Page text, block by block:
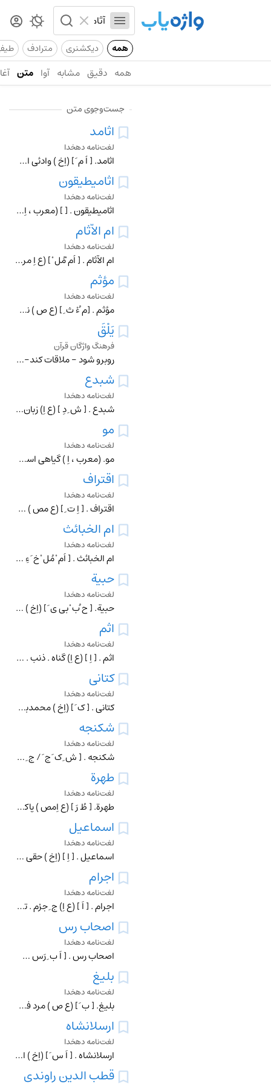
همه دیکشنری مترادف
همه دقیق مشابه آوا متن
جست‌وجوی متن
اثامد
لغت‌نامه دهخدا
اثامد. [ اُ م َ ] (اِخ ) وادئی است بین قدید و عُسفان . (مراصد) (معجم البلدان ).
اثامیطیقون
لغت‌نامه دهخدا
اثامیطیقون . [ ] (معرب ، اِ) بلغة رومی مو است (؟). (تحفه ٔ حکیم مؤمن ).
ام الاَّثام
لغت‌نامه دهخدا
ام الاَّثام . [ اُم ْمُل ْ ] (ع اِ مرکب ) باده . شراب . می . (از المرصع).
مؤثم
لغت‌نامه دهخدا
مؤثم . [م ُءْ ث ِ ] (ع ص ) نعت فاعلی از اثام . در گناه افکننده . (آنندراج ). آن که کسی را در گناه می افکند و ترغیب بر گناه می کند. (ناظم الاطباء). رجوع به اثام
يَلْقَ
فرهنگ واژگان قرآن
روبرو شود - ملاقات کند- برسد - پیش روی خود می بیند(عبارت "يَلْقَ أَثَاماً" یعنی : به كيفر سختى برسد. جزمش به دليل جواب واقع شدن براي جمله ي قبلي است)
شبدع
لغت‌نامه دهخدا
شبدع . [ ش ِ دِ ] (ع اِ) زبان . (منتهی الارب ) (از اقرب الموارد). و در حدیث آمده است : من عَض علی شبدعه سلم من الآثام ؛ آنکه دندان بر زبان گذارد از گناهان در ام
مو
لغت‌نامه دهخدا
مو. (معرب ، اِ ) گیاهی است از تیره ٔ چتریان که آن را شوید بری نیز گویند و دارای خواص زیادکننده شیر و قاعده آور است و مدر نیز می باشد. اثامیطیقون . رازیانه ٔ بیا
اقتراف
لغت‌نامه دهخدا
اقتراف . [ اِ ت ِ ] (ع مص ) ورزیدن . (ناظم الاطباء) (منتهی الارب ) (آنندراج ). کسب کردن . (تاج المصادر بیهقی ) (ترجمان القرآن ). || گناه آوردن . (منتهی الارب )
ام الخبائث
لغت‌نامه دهخدا
ام الخبائث . [ اُم ْ مُل ْ خ َ ءِ ] (ع اِ مرکب ) می . (منتهی الارب ) (از تاج العروس ). می وشراب . (ناظم الاطباء). شراب . (آنندراج ) : لیک با ام الخبائث چون طلاق
حبیة
لغت‌نامه دهخدا
حبیة. [ ح ُب ْ بی ی َ ] (اِخ ) صاحب کشاف اصطلاحات الفنون گوید: گروهی از متصوفه ٔ مبطله باشند. و قول و معتقد ایشان آن است که بنده چون به درجه ٔ محبت رسد تکلیفات
اثم
لغت‌نامه دهخدا
اثم . [ اِ ] (ع اِ) گناه . ذنب . وزر. بزه . جناح . معصیت . جرم . خطا. عصیان . ناشایست . || می . باده . (منتهی الارب ). || قمار. || کاری که کردن آن ناروا باشد. (
کتانی
لغت‌نامه دهخدا
کتانی . [ ک َ ] (اِخ ) محمدبن جعفر و او پسر جفعر الادریسی الکتانی متوفی بسال 45 هَ . ق . است . از اوست : 1 - الازهار العاطرة الانفاس بذکر بعض محاسن قطب المغرب و
شکنجه
لغت‌نامه دهخدا
شکنجه . [ ش ِ ک َ ج َ / ج ِ ] (اِ) آزار. ایذاء. رنج . هروانه . عقوبت . تعذیب . سیاست . کیستار. (ناظم الاطباء). عذاب . (غیاث ) (منتهی الارب ). در اصل شکستن و پیچ
طهرة
لغت‌نامه دهخدا
طهرة. [ طُ رَ ] (ع اِمص ) پاکی . پاکیزگی . اسم است مر طهارت را. (منتهی الارب ) (آنندراج ). طهارت : مرده را چون بسوزانند خاکستر او را در آن آب پاشند، و آن را زبد
اسماعیل
لغت‌نامه دهخدا
اسماعیل . [ اِ ] (اِخ ) حقی مولی مکنی به ابی الفداء. یکی از عرفای طریقت خلوتیه است . وی از مسقط رأس خود آیدوس بقسطنطنیه آمد و در اسکدار در جامع شریف احمدیه مدت
اجرام
لغت‌نامه دهخدا
اجرام . [ اَ ] (ع اِ) ج ِ جِرْم . تن ها. اجسام (و اکثر استعمال اجرام در لطیف است و اجسام درکثیف ) : چون از وصول او خبر یافتند شادمان گشتند و حیاتی تازه و عیشی ن
اصحاب رس
لغت‌نامه دهخدا
اصحاب رس . [ اَ ب ِ رَس س ] (اِخ ) ابوالفتوح آرد: رَس ّ در لغت هر چیزی باشد کنده چون چاه و گور و معدن و جمع او رساس بود. قال سبقت الی فرط باهل سایله یحفرن الرسا
بلیغ
لغت‌نامه دهخدا
بلیغ. [ ب َ ] (ع ص ) مرد فصیح رساننده ٔ سخن آنجا که خواهد. (دهار). شخص فصیح که سخن را در جای خود نهد. (از اقرب الموارد). تیززبان . (غیاث ) (آنندراج ). فصیح که ک
ارسلانشاه
لغت‌نامه دهخدا
ارسلانشاه . [ اَ س َ ] (اِخ ) ابن طغرل بن محمدبن ملکشاه ، مکنی به ابوالمظفر و ملقب به قسیم امیرالمؤمنین و رکن الدین . (راحةالصدور). یا معزالدنیا و الدین . (مجم
قطب الدین راوندی